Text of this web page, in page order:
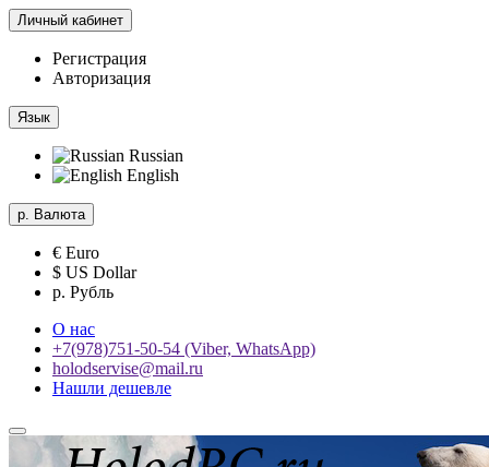
Личный кабинет
Регистрация
Авторизация
Язык
Russian
English
р. Валюта
€ Euro
$ US Dollar
р. Рубль
О нас
+7(978)751-50-54 (Viber, WhatsApp)
holodservise@mail.ru
Нашли дешевле